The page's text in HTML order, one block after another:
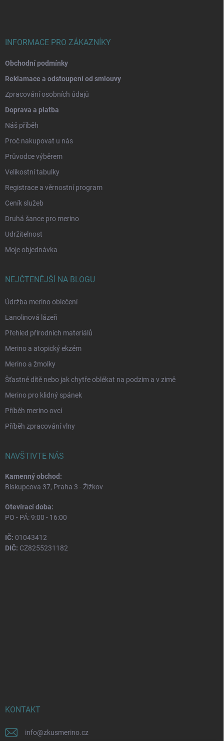
INFORMACE PRO ZÁKAZNÍKY
Obchodní podmínky
Reklamace a odstoupení od smlouvy
Zpracování osobních údajů
Doprava a platba
Náš příběh
Proč nakupovat u nás
Průvodce výběrem
Velikostní tabulky
Registrace a věrnostní program
Ceník služeb
Druhá šance pro merino
Udržitelnost
Moje objednávka
NEJČTENĚJŠÍ NA BLOGU
Údržba merino oblečení
Lanolinová lázeň
Přehled přírodních materiálů
Merino a atopický ekzém
Merino a žmolky
Šťastné dítě nebo jak chytře oblékat na podzim a v zimě
Merino pro klidný spánek
Příběh merino ovcí
Příběh zpracování vlny
NAVŠTIVTE NÁS
Kamenný obchod:
Biskupcova 37, Praha 3 - Žižkov
Otevírací doba:
PO - PÁ: 9:00 - 16:00
IČ: 01043412
DIČ: CZ8255231182
KONTAKT
info@zkusmerino.cz